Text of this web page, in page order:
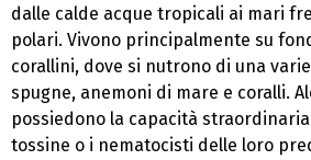
dalle calde acque tropicali ai mari
polari. Vivono principalmente su
corallini, dove si nutrono di una
spugne, anemoni di mare e coralli.
possiedono la capacità
tossine o i nematocisti delle loro